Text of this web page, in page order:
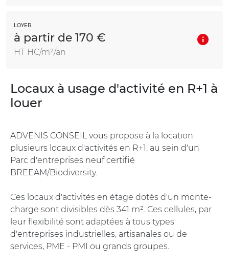
LOYER
à partir de 170 €
HT HC/m²/an
Locaux à usage d'activité en R+1 à
louer
ADVENIS CONSEIL vous propose à la location
plusieurs locaux d'activités en R+1, au sein d'un
Parc d'entreprises neuf certifié
BREEAM/Biodiversity.
Ces locaux d'activités en étage dotés d'un monte-
charge sont divisibles dès 341 m². Ces cellules, par
leur flexibilité sont adaptées à tous types
d'entreprises industrielles, artisanales ou de
services, PME - PMI ou grands groupes.